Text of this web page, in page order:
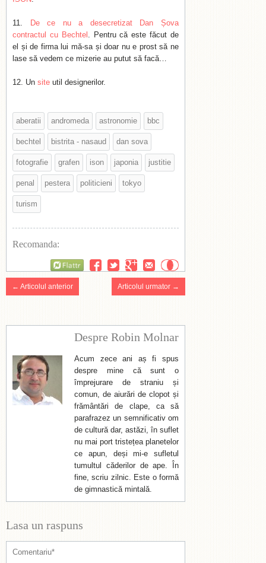
De ce nu a desecretizat Dan Șova
contractul cu Bechtel . Pentru că este făcut de
el și de firma lui mă-sa și doar nu e prost să ne
lase să vedem ce mizerie au putut să facă…
Un site util designerilor.
aberatii andromeda astronomie bbc
bechtel bistrita - nasaud dan sova
fotografie grafen ison japonia justitie
penal pestera politicieni tokyo
turism
Recomanda:
← Articolul anterior Articolul urmator →
Despre Robin Molnar
Acum zece ani aș fi spus
despre mine că sunt o
împrejurare de straniu și
comun, de aiurări de clopot și
frământări de clape, ca să
parafrazez un semnificativ om
de cultură dar, astăzi, în suflet
nu mai port tristețea planetelor
ce apun, deși mi-e sufletul
tumultul căderilor de ape. În
fine, scriu zilnic. Este o formă
de gimnastică mintală.
Lasa un raspuns